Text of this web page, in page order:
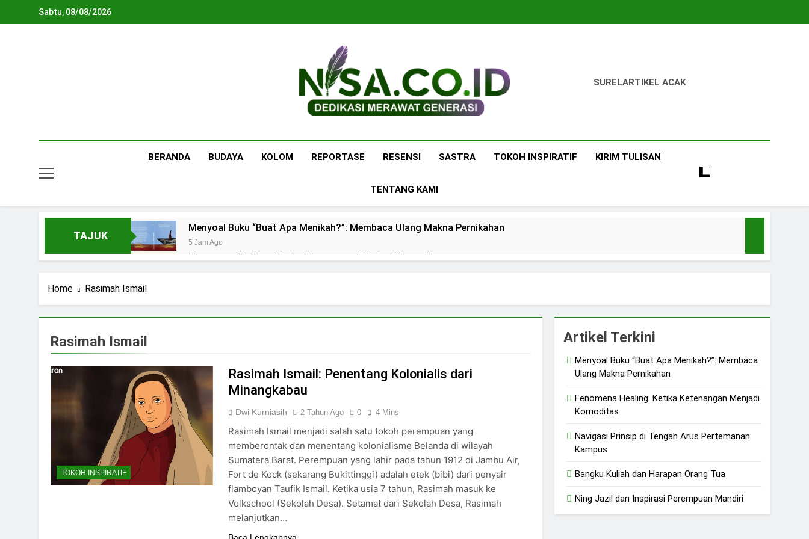
Sabtu, 08/08/2026
Nisa.co.id
SURELARTIKEL ACAK
BERANDA BUDAYA KOLOM REPORTASE RESENSI SASTRA TOKOH INSPIRATIF KIRIM TULISAN
TENTANG KAMI
TAJUK
Menyoal Buku “Buat Apa Menikah?”: Membaca Ulang Makna Pernikahan
5 Jam Ago
Fenomena Healing: Ketika Ketenangan Menjadi Komoditas
Ning Jazil dan Inspirasi Perempuan Mandiri Pujian, Tuntutan, dan Ketangguhan Perempuan
Home Rasimah Ismail
Rasimah Ismail
TOKOH INSPIRATIF
Rasimah Ismail: Penentang Kolonialis dari
Minangkabau
Dwi Kurniasih 2 Tahun Ago 0 4 Mins
Rasimah Ismail menjadi salah satu tokoh perempuan yang
memberontak dan menentang kolonialisme Belanda di wilayah
Sumatera Barat. Perempuan yang lahir pada tahun 1912 di Jambu Air,
Fort de Kock (sekarang Bukittinggi) adalah etek (bibi) dari penyair
flamboyan Taufik Ismail. Ketika usia 7 tahun, Rasimah masuk ke
Volkschool (Sekolah Desa). Setamat dari Sekolah Desa, Rasimah
melanjutkan…
Baca Lengkapnya
Artikel Terkini
Menyoal Buku “Buat Apa Menikah?”: Membaca
Ulang Makna Pernikahan
Fenomena Healing: Ketika Ketenangan Menjadi
Komoditas
Navigasi Prinsip di Tengah Arus Pertemanan
Kampus
Bangku Kuliah dan Harapan Orang Tua
Ning Jazil dan Inspirasi Perempuan Mandiri